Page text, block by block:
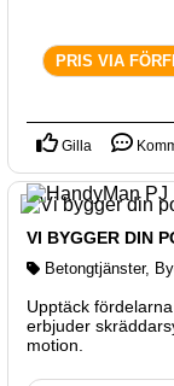
PRIS VIA
Gilla
VI BYGGER DIN
Betongtjänster,
Upptäck
erbjuder
motion.